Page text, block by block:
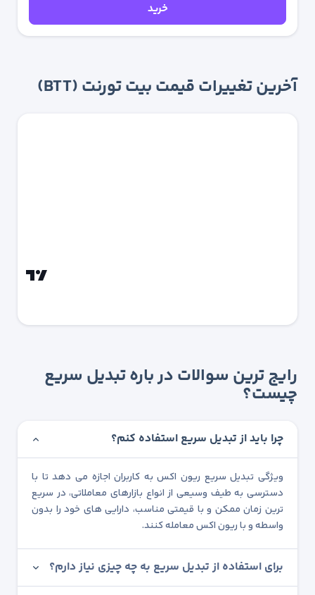
خرید
آخرین تغییرات قیمت بیت تورنت (BTT)
رایج ترین سوالات در باره تبدیل سریع
چیست؟
چرا باید از تبدیل سریع استفاده کنم؟
ویژگی تبدیل سریع ریون اکس به کاربران اجازه می دهد تا با
دسترسی به طیف وسیعی از انواع بازارهای معاملاتی، در سریع
ترین زمان ممکن و با قیمتی مناسب، دارایی های خود را بدون
واسطه و با ریون اکس معامله کنند.
برای استفاده از تبدیل سریع به چه چیزی نیاز دارم؟